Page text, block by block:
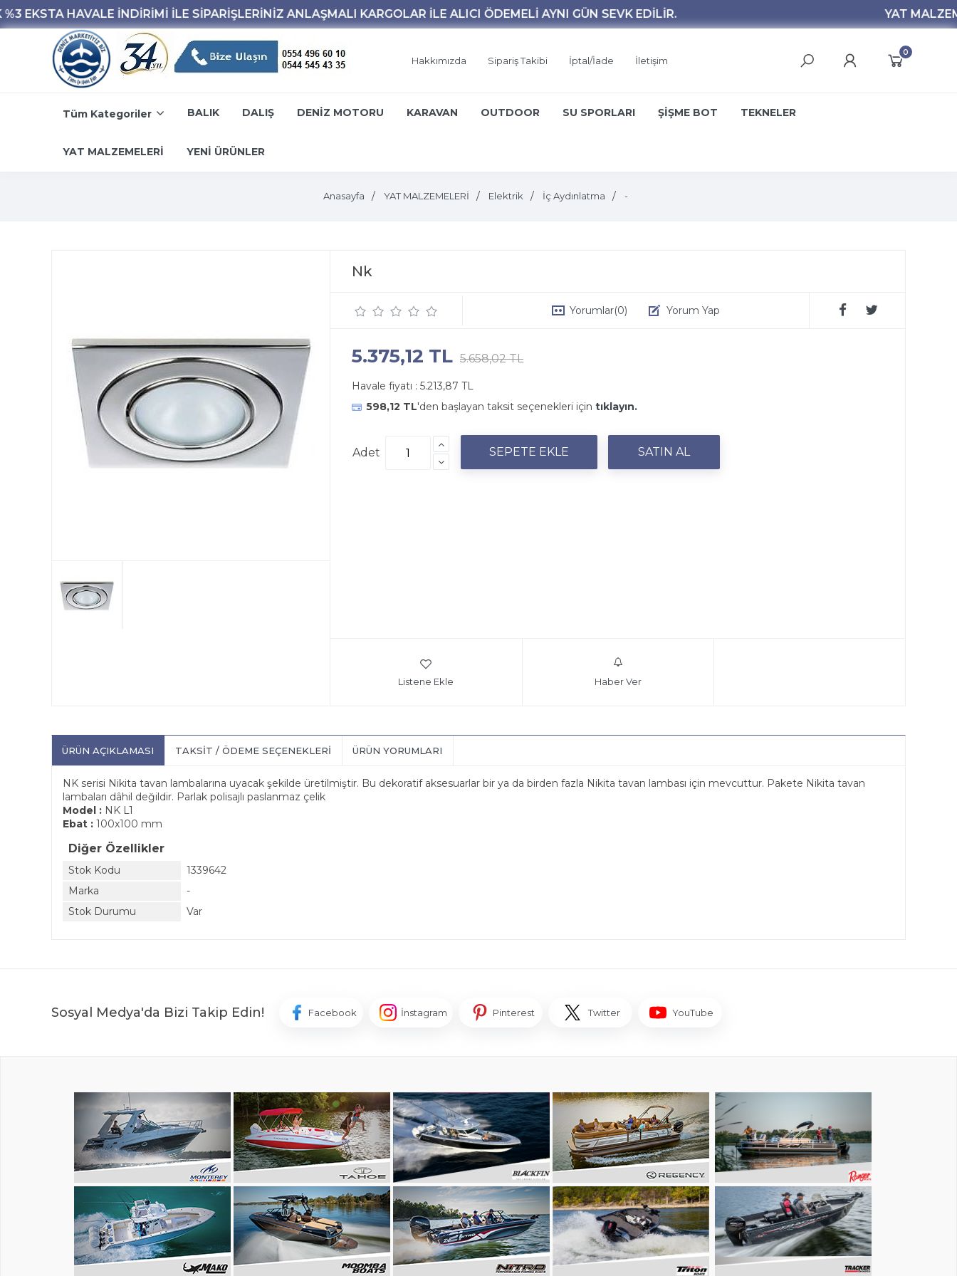
Hakkımızda Sipariş Takibi İptal/İade İletişim
0
Tüm Kategoriler BALIK DALIŞ DENİZ MOTORU KARAVAN OUTDOOR SU SPORLARI ŞİŞME BOT TEKNELER
YAT MALZEMELERİ YENİ ÜRÜNLER
Anasayfa YAT MALZEMELERİ Elektrik İç Aydınlatma -
Nk
Yorumlar(0) Yorum Yap
5.375,12 TL 5.658,02 TL
Havale fiyatı : 5.213,87 TL
598,12 TL'den başlayan taksit seçenekleri için tıklayın.
Adet
Listene Ekle Haber Ver
ÜRÜN AÇIKLAMASI TAKSIT / ÖDEME SEÇENEKLERI ÜRÜN YORUMLARI
NK serisi Nikita tavan lambalarına uyacak şekilde üretilmiştir. Bu dekoratif aksesuarlar bir ya da birden fazla Nikita tavan lambası için mevcuttur. Pakete Nikita tavan
lambaları dâhil değildir. Parlak polisajlı paslanmaz çelik
Model : NK L1
Ebat : 100x100 mm
Diğer Özellikler
Stok Kodu
1339642
Marka
-
Stok Durumu
Var
Sosyal Medya'da Bizi Takip Edin! Facebook İnstagram Pinterest Twitter YouTube